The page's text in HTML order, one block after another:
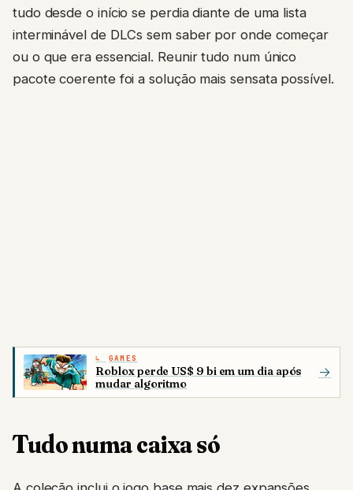
tudo desde o início se perdia diante de uma lista
interminável de DLCs sem saber por onde começar
ou o que era essencial. Reunir tudo num único
pacote coerente foi a solução mais sensata possível.
GAMES
Roblox perde US$ 9 bi em um dia após
mudar algoritmo
→
Tudo numa caixa só